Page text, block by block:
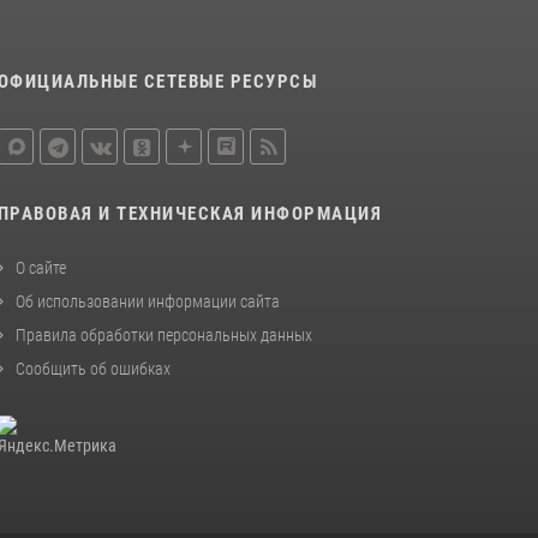
злоумышленников, напавших на бригаду
скорой помощи (видео)
полномочного представителя Президента
Российской Федерации в Северо-Кавказском
федеральном округе Виталием Кузнецовым
СЕТЕВЫЕ РЕСУРСЫ
ПРАВОВАЯ И ТЕХНИЧЕСКАЯ ИНФОРМАЦИЯ
О сайте
Об использовании информации сайта
Правила обработки персональных данных
Сообщить об ошибках